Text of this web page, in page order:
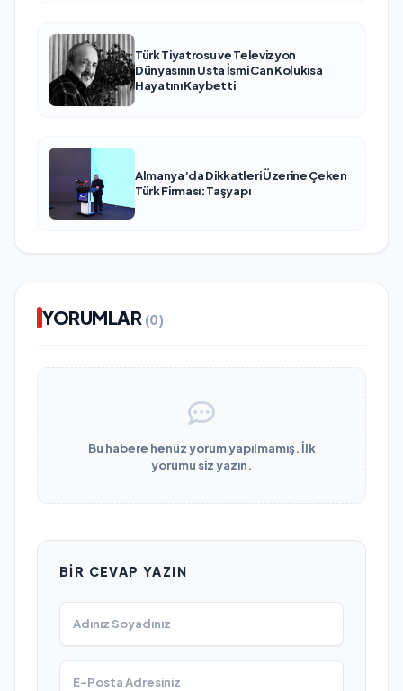
Türk Tiyatrosu ve Televizyon
Dünyasının Usta İsmi Can Kolukısa
Hayatını Kaybetti
Almanya’da Dikkatleri Üzerine Çeken
Türk Firması: Taşyapı
YORUMLAR (0)
Bu habere henüz yorum yapılmamış. İlk
yorumu siz yazın.
BIR CEVAP YAZIN